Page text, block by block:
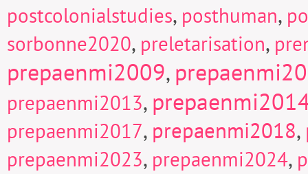
postcolonialstudies, posthuman,
sorbonne2020, preletarisation,
prepaenmi2009,
prepaenmi2013,
prepaenmi2017, prepaenmi2018,
prepaenmi2023, prepaenmi2024,